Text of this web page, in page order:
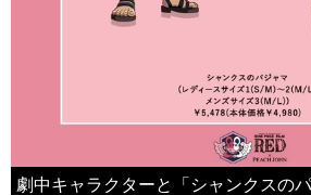
劇中キャラクターと「シャンクスのパ